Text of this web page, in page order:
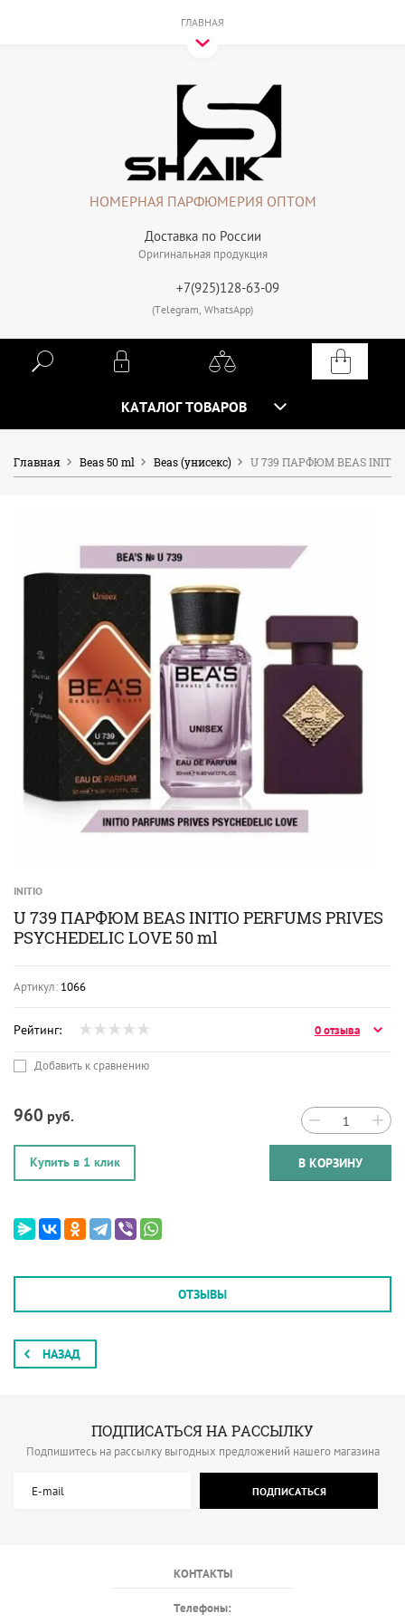
ГЛАВНАЯ
Доставка по России
Оригинальная продукция
НОМЕРНАЯ ПАРФЮМЕРИЯ ОПТОМ
+7(925)128-63-09
(Telegram, WhatsApp)
КАТАЛОГ ТОВАРОВ
Главная Beas 50 ml Beas (унисекс) U 739 ПАРФЮМ BEAS INITIO
INITIO
U 739 ПАРФЮМ BEAS INITIO PERFUMS PRIVES
PSYCHEDELIC LOVE 50 ml
Артикул: 1066
Рейтинг: 0 отзыва
Добавить к сравнению
960 руб. − +
Купить в 1 клик В КОРЗИНУ
ОТЗЫВЫ
НАЗАД
ПОДПИСАТЬСЯ НА РАССЫЛКУ
Подпишитесь на рассылку выгодных предложений нашего магазина
ПОДПИСАТЬСЯ
КОНТАКТЫ
Телефоны: